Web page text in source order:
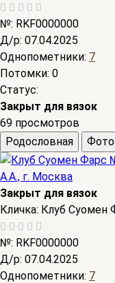
№: RKF0000000
Д/р: 07.04.2025
Однопометники: 7
Потомки: 0
Статус:
Закрыт для вязок
69 просмотров
Родословная
Закрыт для вязок
Кличка: Клуб Суомен
№: RKF0000000
Д/р: 07.04.2025
Однопометники: 7